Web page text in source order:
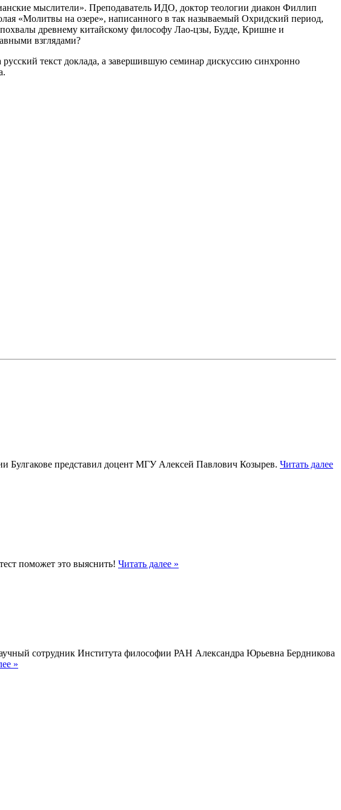
мыслители». Преподаватель ИДО, доктор теологии диакон Филлип
«Молитвы на озере», написанного в так называемый Охридский период,
похвалы древнему китайскому философу Лао-цзы, Будде, Кришне и
взглядами?
текст доклада, а завершившую семинар дискуссию синхронно
Булгакове представил доцент МГУ Алексей Павлович Козырев. Читать далее
поможет это выяснить! Читать далее »
сотрудник Института философии РАН Александра Юрьевна Бердникова
»